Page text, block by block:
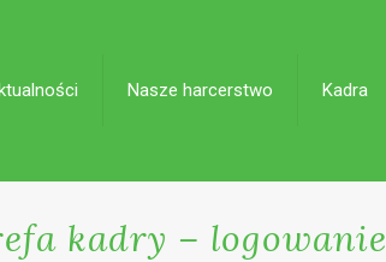
Nasze harcerstwo Kadra
kadry – logowanie